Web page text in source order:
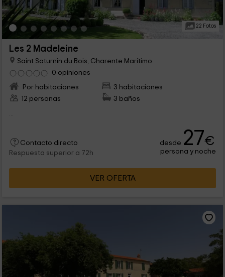
22 Fotos
Les 2 Madeleine
Saint Saturnin du Bois, Charente Marítimo
0 opiniones
Por habitaciones
3 habitaciones
12 personas
3 baños
Contacto directo
Respuesta superior a 72h
desde 27€
persona y noche
VER OFERTA